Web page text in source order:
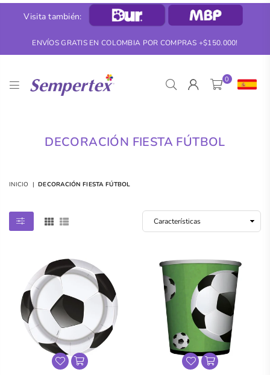
Visita también:
ENVÍOS GRATIS EN COLOMBIA POR COMPRAS +$150.000!
SEMPERTEX
0
DECORACIÓN FIESTA FÚTBOL
INICIO | DECORACIÓN FIESTA FÚTBOL